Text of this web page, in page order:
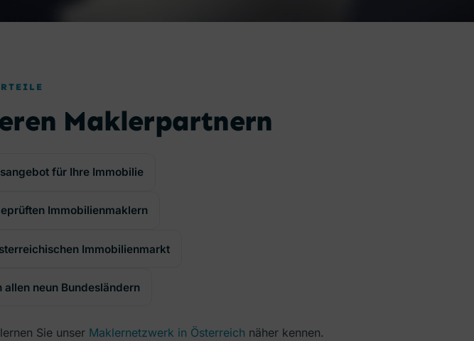
Maklerpartnern
für Ihre Immobilie
Immobilienmaklern
Immobilienmarkt
neun Bundesländern
Sie unser Maklernetzwerk in Österreich näher kennen.